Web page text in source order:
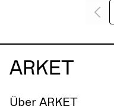
Über ARKET